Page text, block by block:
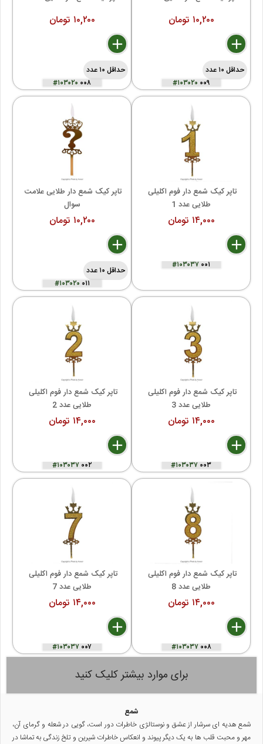
۱۰,۲۰۰ تومان
delete
remove
add
حداقل ۱۰ عدد
#۱۰۳۰۲۰ ۰۰۸
۱۰,۲۰۰ تومان
delete
remove
add
حداقل ۱۰ عدد
#۱۰۳۰۲۰ ۰۰۹
سوال
۱۰,۲۰۰ تومان
delete
remove
add
حداقل ۱۰ عدد
#۱۰۳۰۲۰ ۰۱۱
طلایی عدد 1
۱۴,۰۰۰ تومان
delete
remove
add
#۱۰۳۰۳۷۰۰۱
طلایی عدد 2
۱۴,۰۰۰ تومان
delete
remove
add
#۱۰۳۰۳۷۰۰۲
طلایی عدد 3
۱۴,۰۰۰ تومان
delete
remove
add
#۱۰۳۰۳۷۰۰۳
طلایی عدد 7
۱۴,۰۰۰ تومان
delete
remove
add
#۱۰۳۰۳۷۰۰۷
طلایی عدد 8
۱۴,۰۰۰ تومان
delete
remove
autorenew
add
#۱۰۳۰۳۷۰۰۸
برای موارد بیشتر کلیک کنید
شمع
شمع هدیه ای سرشار از عشق و نوستالژی خاطرات دور است، گویی در شعله و گرمای آن،
مهر و محبت قلب ها به یک دیگر پیوند و انعکاس خاطرات شیرین و تلخ زندگی به تماشا در